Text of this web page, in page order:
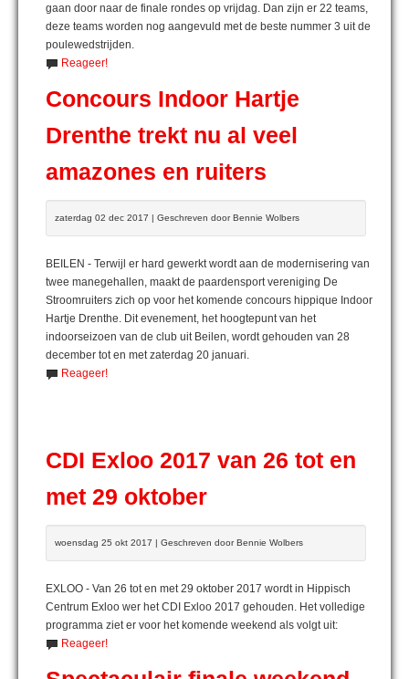
gaan door naar de finale rondes op vrijdag. Dan zijn er 22 teams,
deze teams worden nog aangevuld met de beste nummer 3 uit de
poulewedstrijden.
Reageer!
Concours Indoor Hartje
Drenthe trekt nu al veel
amazones en ruiters
zaterdag 02 dec 2017 | Geschreven door Bennie Wolbers
BEILEN - Terwijl er hard gewerkt wordt aan de modernisering van
twee manegehallen, maakt de paardensport vereniging De
Stroomruiters zich op voor het komende concours hippique Indoor
Hartje Drenthe. Dit evenement, het hoogtepunt van het
indoorseizoen van de club uit Beilen, wordt gehouden van 28
december tot en met zaterdag 20 januari.
Reageer!
CDI Exloo 2017 van 26 tot en
met 29 oktober
woensdag 25 okt 2017 | Geschreven door Bennie Wolbers
EXLOO - Van 26 tot en met 29 oktober 2017 wordt in Hippisch
Centrum Exloo wer het CDI Exloo 2017 gehouden. Het volledige
programma ziet er voor het komende weekend als volgt uit:
Reageer!